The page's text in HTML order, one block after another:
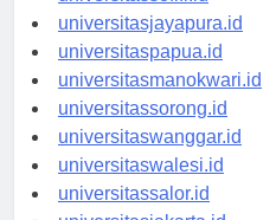
universitassofifi.id
universitasjayapura.id
universitaspapua.id
universitasmanokwari.id
universitassorong.id
universitaswanggar.id
universitaswalesi.id
universitassalor.id